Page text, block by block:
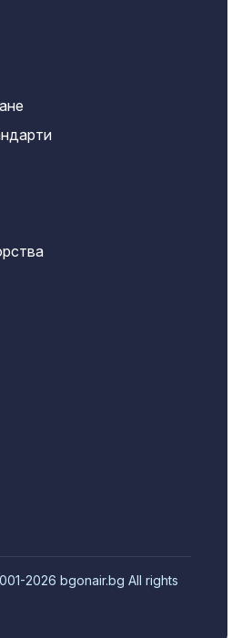
2026 bgonair.bg All rights